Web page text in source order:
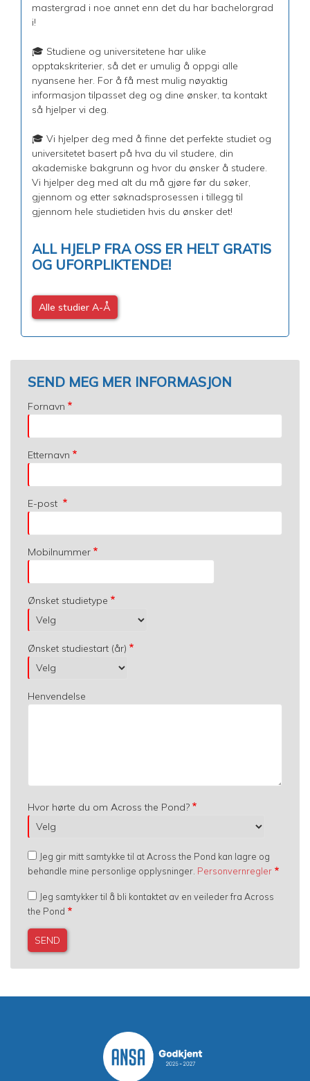
mastergrad i noe annet enn det du har bachelorgrad
i!
🎓 Studiene og universitetene har ulike
opptakskriterier, så det er umulig å oppgi alle
nyansene her. For å få mest mulig nøyaktig
informasjon tilpasset deg og dine ønsker, ta kontakt
så hjelper vi deg.
🎓 Vi hjelper deg med å finne det perfekte studiet og
universitetet basert på hva du vil studere, din
akademiske bakgrunn og hvor du ønsker å studere.
Vi hjelper deg med alt du må gjøre før du søker,
gjennom og etter søknadsprosessen i tillegg til
gjennom hele studietiden hvis du ønsker det!
ALL HJELP FRA OSS ER HELT GRATIS
OG UFORPLIKTENDE!
Alle studier A-Å
SEND MEG MER INFORMASJON
Fornavn
Etternavn
E-post
Mobilnummer
Ønsket studietype
Ønsket studiestart (år)
Henvendelse
Hvor hørte du om Across the Pond?
Jeg gir mitt samtykke til at Across the Pond kan lagre og
behandle mine personlige opplysninger. Personvernregler
Jeg samtykker til å bli kontaktet av en veileder fra Across
the Pond